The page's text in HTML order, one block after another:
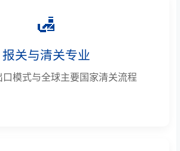
🛃
报关与清关专业
模式与全球主要国家清关流程